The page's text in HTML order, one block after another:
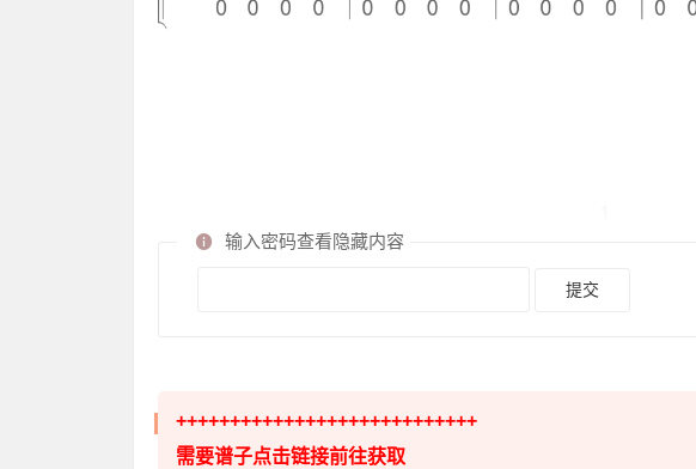
输入密码查看隐藏内容
++++++++++++++++++++++++++++
需要谱子点击链接前往获取